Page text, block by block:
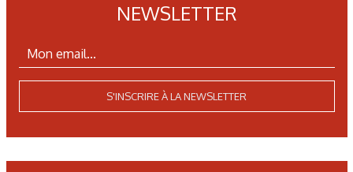
NEWSLETTER
S'INSCRIRE À LA NEWSLETTER